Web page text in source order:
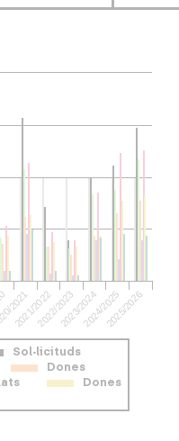
Sol·licituds
Dones
Dones
2021
2021/20222022/20232023/20242024/20252025/2026